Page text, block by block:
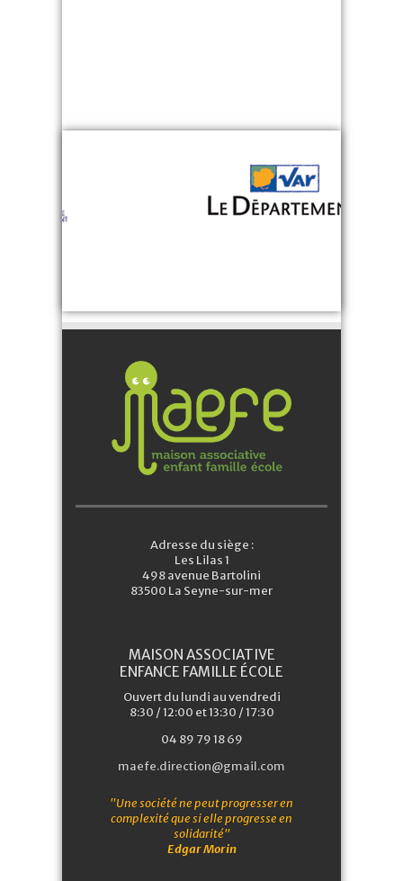
Adresse du siège :
Les Lilas 1
498 avenue Bartolini
83500 La Seyne-sur-mer
MAISON ASSOCIATIVE
ENFANCE FAMILLE ÉCOLE
Ouvert du lundi au vendredi
8:30 / 12:00 et 13:30 / 17:30
04 89 79 18 69
maefe.direction@gmail.com
"Une société ne peut progresser en
complexité que si elle progresse en
solidarité"
Edgar Morin